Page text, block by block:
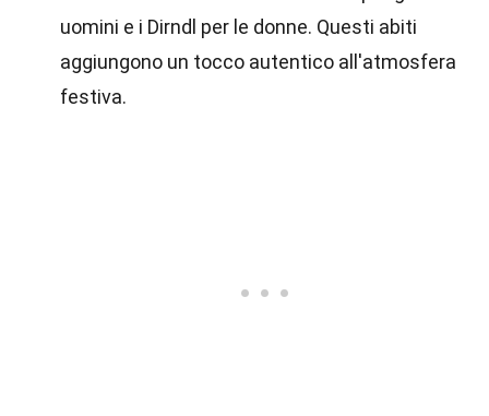
uomini e i Dirndl per le donne. Questi abiti
aggiungono un tocco autentico all'atmosfera
festiva.